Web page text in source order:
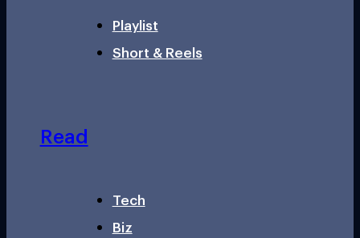
Playlist
Short & Reels
Read
Tech
Biz